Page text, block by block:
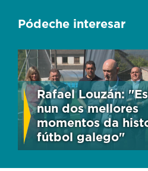
Pódeche interesar
Rafael Louzán:
nun dos mellores
momentos da
fútbol galego"